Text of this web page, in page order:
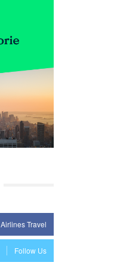
Airlines Travel
Follow Us